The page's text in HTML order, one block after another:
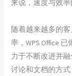
来说，速度与效率
随着越来越多的
率，WPS Office
力于不断改进并
讨论和文档的方